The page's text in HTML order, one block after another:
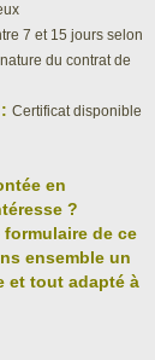
7 et 15 jours selon
du contrat de
Certificat disponible
en
?
de ce
ensemble un
et tout adapté à